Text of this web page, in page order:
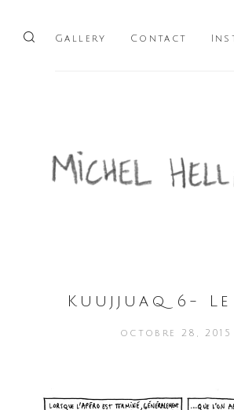
Gallery Contact
Kuujjuaq 6-
octobre 28, 2015